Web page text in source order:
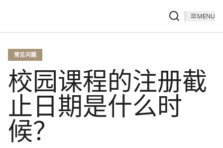
MENU
常见问题
校园课程的注册截
止日期是什么时
候？